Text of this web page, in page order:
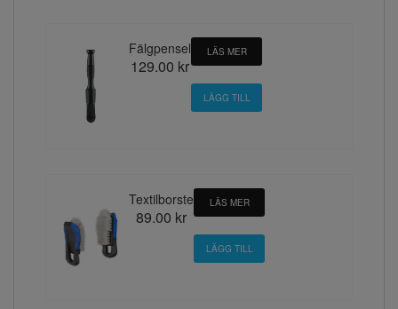
Fälgpensel
129.00 kr
LÄS MER
Textilborste
89.00 kr
LÄS MER